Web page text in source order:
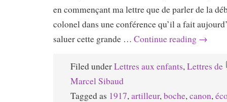
en commençant ma lettre que de parler de la
colonel dans une conférence qu’il a fait
saluer cette grande … Continue reading →
Filed underLettres aux enfants,Lettres de
Marcel Sibaud
Tagged as 1917,artilleur,boche,canon,